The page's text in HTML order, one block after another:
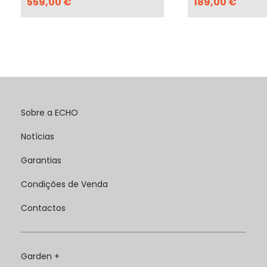
Sobre a ECHO
Notícias
Garantias
Condições de Venda
Contactos
Garden +